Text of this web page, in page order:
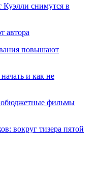
снимутся в
автора
повышают
и как не
фильмы
вокруг тизера пятой